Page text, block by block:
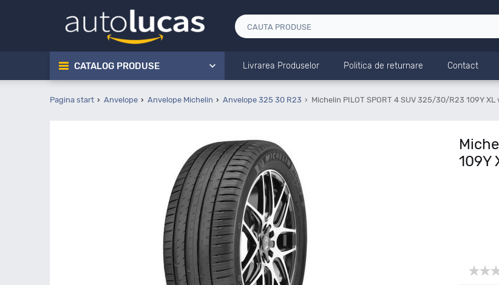
CATALOG PRODUSE Livrarea Produselor Politica de returnare Contact
Pagina start Anvelope Anvelope Michelin Anvelope 325 30 R23 Michelin PILOT SPORT 4 SUV 325/30/R23 109Y XL
109Y